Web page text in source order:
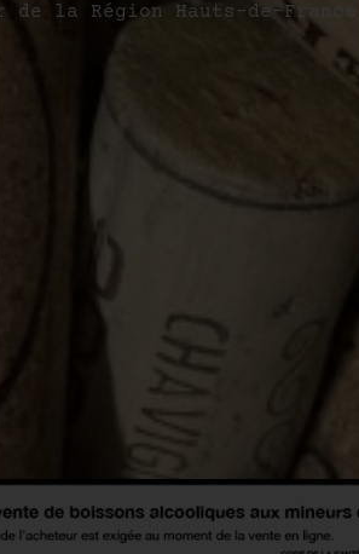
la Région Hauts-de-France.